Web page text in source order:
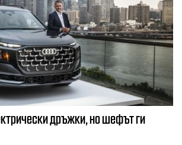
дръжки, но шефът ги